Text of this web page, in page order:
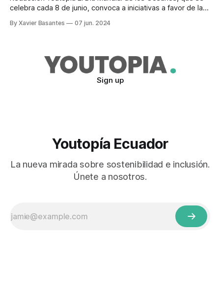
celebra cada 8 de junio, convoca a iniciativas a favor de la
que efectúa el programa Amiguitos del Océano, enfocado
By Xavier Basantes 07 jun. 2024
Sign up
Youtopía Ecuador
La nueva mirada sobre sostenibilidad e inclusión.
Únete a nosotros.